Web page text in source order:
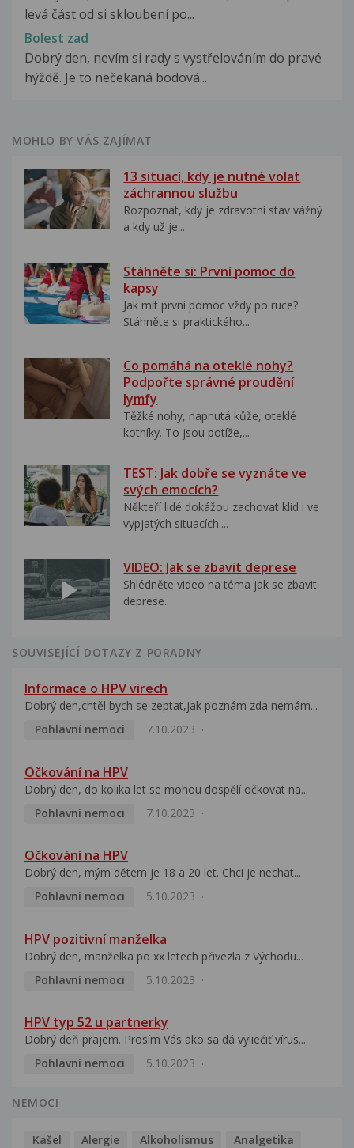
levá část od si skloubení po...
Bolest zad
Dobrý den, nevím si rady s vystřelováním do pravé
hýždě. Je to nečekaná bodová...
MOHLO BY VÁS ZAJÍMAT
13 situací, kdy je nutné volat
záchrannou službu
Rozpoznat, kdy je zdravotní stav vážný
a kdy už je...
Stáhněte si: První pomoc do
kapsy
Jak mít první pomoc vždy po ruce?
Stáhněte si praktického...
Co pomáhá na oteklé nohy?
Podpořte správné proudění
lymfy
Těžké nohy, napnutá kůže, oteklé
kotníky. To jsou potíže,...
TEST: Jak dobře se vyznáte ve
svých emocích?
Někteří lidé dokážou zachovat klid i ve
vypjatých situacích....
VIDEO: Jak se zbavit deprese
Shlédněte video na téma jak se zbavit
deprese..
SOUVISEJÍCÍ DOTAZY Z PORADNY
Informace o HPV virech
Dobrý den,chtěl bych se zeptat,jak poznám zda nemám...
Pohlavní nemoci
7.10.2023
Očkování na HPV
Dobrý den, do kolika let se mohou dospělí očkovat na...
Pohlavní nemoci
7.10.2023
Očkování na HPV
Dobrý den, mým dětem je 18 a 20 let. Chci je nechat...
Pohlavní nemoci
5.10.2023
HPV pozitivní manželka
Dobrý den, manželka po xx letech přivezla z Východu...
Pohlavní nemoci
5.10.2023
HPV typ 52 u partnerky
Dobrý deň prajem. Prosím Vás ako sa dá vyliečiť vírus...
Pohlavní nemoci
5.10.2023
NEMOCI
Kašel Alergie Alkoholismus
Analgetika